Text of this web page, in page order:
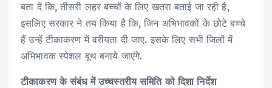
बता दें कि, तीसरी लहर बच्चों के लिए खतरा बताई जा रही है,
इसलिए सरकार ने तय किया है कि, जिन अभिभावकों के छोटे बच्चे
हैं उन्हें टीकाकरण में वरीयता दी जाए. इसके लिए सभी जिलों में
अभिभावक स्पेशल बूथ बनाये जाएंगे.
टीकाकरण के संबंध में उच्चस्तरीय समिति को दिशा निर्देश